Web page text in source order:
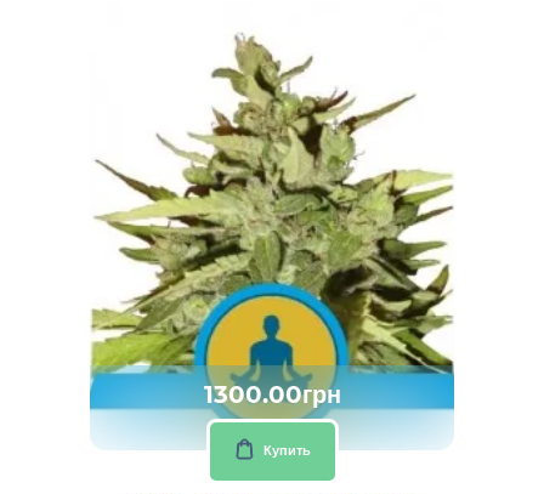
1300.00грн
Купить